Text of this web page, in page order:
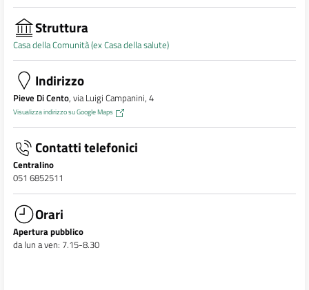
Struttura
Casa della Comunità (ex Casa della salute)
Indirizzo
Pieve Di Cento, via Luigi Campanini, 4
Visualizza indirizzo su Google Maps
Contatti telefonici
Centralino
051 6852511
Orari
Apertura pubblico
da lun a ven: 7.15-8.30